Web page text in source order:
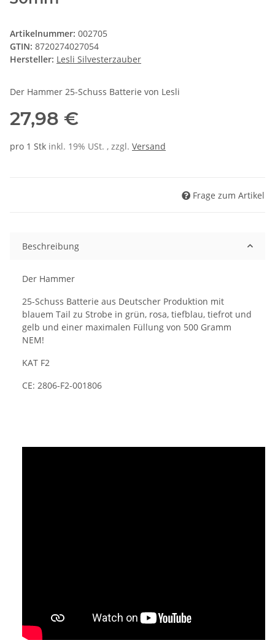
Artikelnummer: 002705
GTIN: 8720274027054
Hersteller: Lesli Silvesterzauber
Der Hammer 25-Schuss Batterie von Lesli
27,98 €
pro 1 Stk inkl. 19% USt. , zzgl. Versand
Frage zum Artikel
Beschreibung
Der Hammer
25-Schuss Batterie aus Deutscher Produktion mit
blauem Tail zu Strobe in grün, rosa, tiefblau, tiefrot und
gelb und einer maximalen Füllung von 500 Gramm
NEM!
KAT F2
CE: 2806-F2-001806